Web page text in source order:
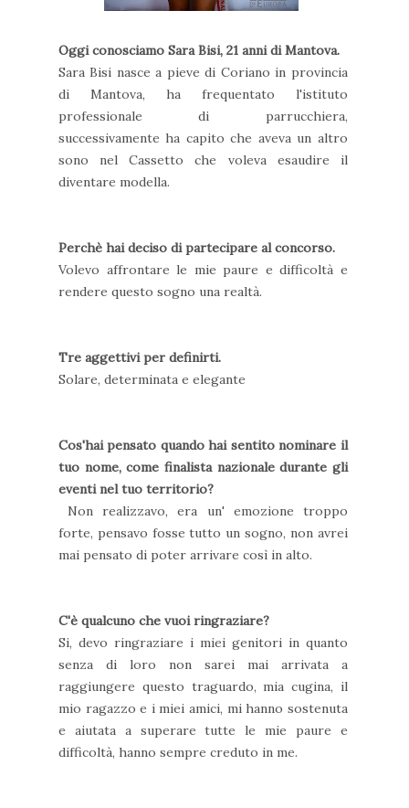
Oggi conosciamo Sara Bisi, 21 anni di Mantova.
Sara Bisi nasce a pieve di Coriano in provincia
di Mantova, ha frequentato l'istituto
professionale di parrucchiera,
successivamente ha capito che aveva un altro
sono nel Cassetto che voleva esaudire il
diventare modella.
Perchè hai deciso di partecipare al concorso.
Volevo affrontare le mie paure e difficoltà e
rendere questo sogno una realtà.
Tre aggettivi per definirti.
Solare, determinata e elegante
Cos'hai pensato quando hai sentito nominare il
tuo nome, come finalista nazionale durante gli
eventi nel tuo territorio?
Non realizzavo, era un' emozione troppo
forte, pensavo fosse tutto un sogno, non avrei
mai pensato di poter arrivare così in alto.
C'è qualcuno che vuoi ringraziare?
Si, devo ringraziare i miei genitori in quanto
senza di loro non sarei mai arrivata a
raggiungere questo traguardo, mia cugina, il
mio ragazzo e i miei amici, mi hanno sostenuta
e aiutata a superare tutte le mie paure e
difficoltà, hanno sempre creduto in me.